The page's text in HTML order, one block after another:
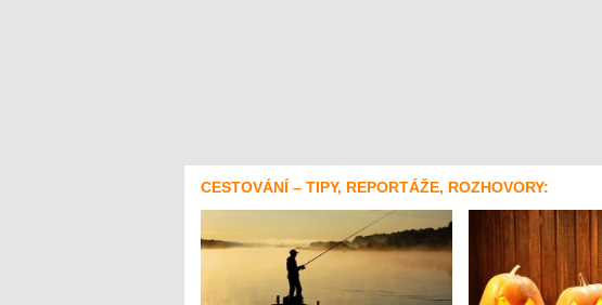
CESTOVÁNÍ – TIPY, REPORTÁŽE, ROZHOVORY: